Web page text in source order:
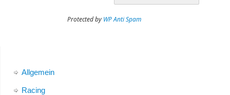
Protected by WP Anti Spam
Allgemein
Racing